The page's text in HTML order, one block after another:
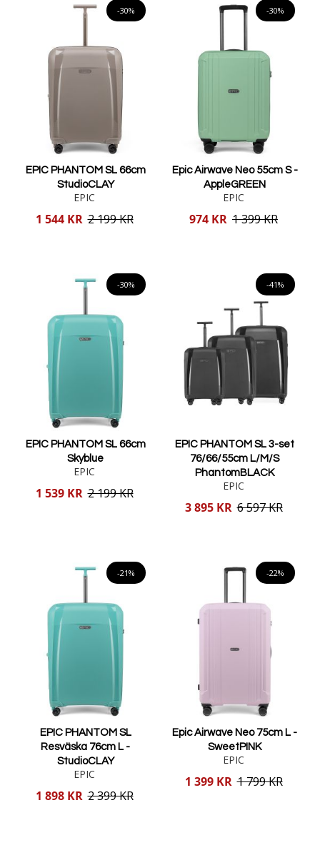
-30%
EPIC PHANTOM SL 66cm
StudioCLAY
EPIC
Reducerat
1 544 KR 2 199 KR
-30%
Epic Airwave Neo 55cm S -
AppleGREEN
EPIC
Reducerat
974 KR 1 399 KR
-30%
EPIC PHANTOM SL 66cm
Skyblue
EPIC
Reducerat
1 539 KR 2 199 KR
-41%
EPIC PHANTOM SL 3-set
76/66/55cm L/M/S
PhantomBLACK
EPIC
Reducerat
3 895 KR 6 597 KR
-21%
EPIC PHANTOM SL
Resväska 76cm L -
StudioCLAY
EPIC
Reducerat
1 898 KR 2 399 KR
-22%
Epic Airwave Neo 75cm L -
SweetPINK
EPIC
Reducerat
1 399 KR 1 799 KR